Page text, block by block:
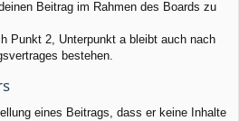
Beitrag im Rahmen des Boards zu
Punkt 2, Unterpunkt a bleibt auch nach
bestehen.
eines Beitrags, dass er keine Inhalte